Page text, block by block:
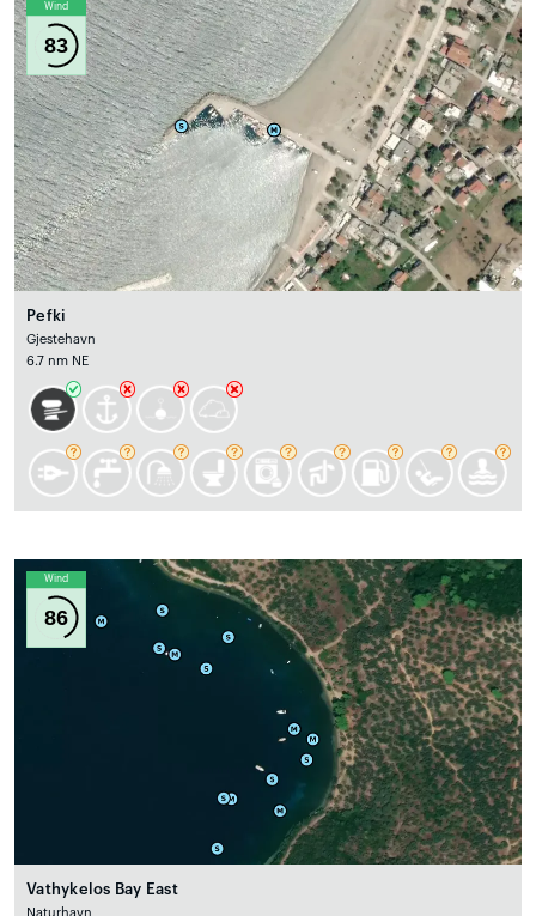
Wind
83
Pefki
Gjestehavn
6.7 nm NE
Wind
86
Vathykelos Bay East
Naturhavn